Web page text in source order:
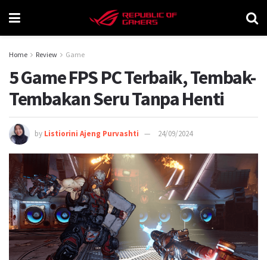
Home Review Game
5 Game FPS PC Terbaik, Tembak-
Tembakan Seru Tanpa Henti
by Listiorini Ajeng Purvashti 24/09/2024